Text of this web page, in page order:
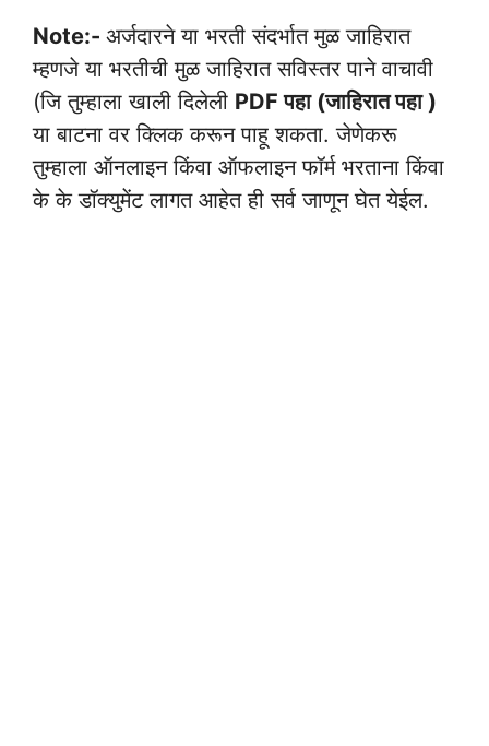
Note:- अर्जदारने या भरती संदर्भात मुळ जाहिरात
म्हणजे या भरतीची मुळ जाहिरात सविस्तर पाने वाचावी
(जि तुम्हाला खाली दिलेली PDF पहा (जाहिरात पहा )
या बाटना वर क्लिक करून पाहू शकता. जेणेकरू
तुम्हाला ऑनलाइन किंवा ऑफलाइन फॉर्म भरताना किंवा
के के डॉक्युमेंट लागत आहेत ही सर्व जाणून घेत येईल.